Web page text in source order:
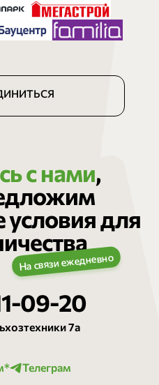
с нами,
для
09-20
7а
Телеграм